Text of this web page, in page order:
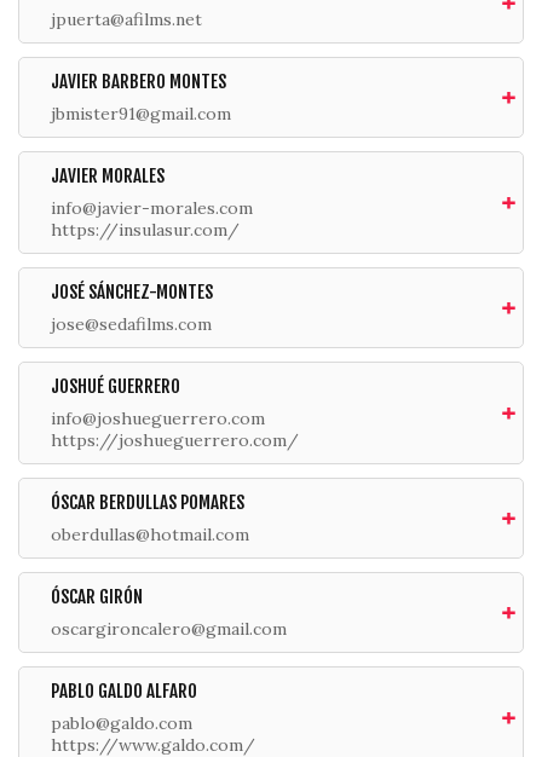
jpuerta@afilms.net
JAVIER BARBERO MONTES
jbmister91@gmail.com
JAVIER MORALES
info@javier-morales.com
https://insulasur.com/
JOSÉ SÁNCHEZ-MONTES
jose@sedafilms.com
JOSHUÉ GUERRERO
info@joshueguerrero.com
https://joshueguerrero.com/
ÓSCAR BERDULLAS POMARES
oberdullas@hotmail.com
ÓSCAR GIRÓN
oscargironcalero@gmail.com
PABLO GALDO ALFARO
pablo@galdo.com
https://www.galdo.com/